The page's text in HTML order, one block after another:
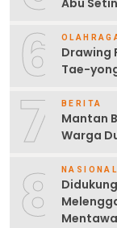
Abu
6
Drawing
Tae-
7 BERITA
Mantan
Warga
8 NASIONAL